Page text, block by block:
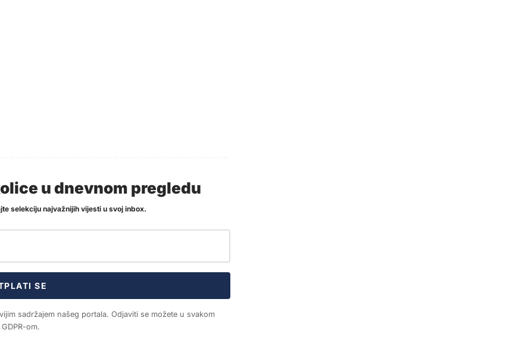
u dnevnom pregledu
selekciju najvažnijih vijesti u svoj inbox.
SE
sadržajem našeg portala. Odjaviti se možete u svakom
om.